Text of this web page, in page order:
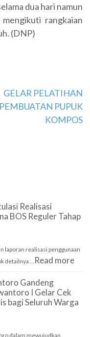
dua hari namun
rangkaian
(DNP)
GELAR PELATIHAN
PEMBUATAN PUPUK
KOMPOS
Realisasi
BOS Reguler Tahap
laporan realisasi penggunaan
detailnya …
Read more
Gandeng
I Gelar Cek
bagi Seluruh Warga
dalam mewujudkan